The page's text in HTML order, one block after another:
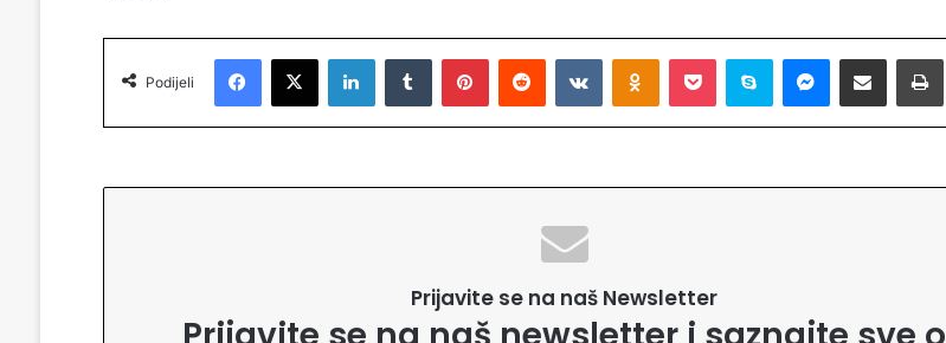
Podijeli
Facebook X LinkedIn Tumblr Pinterest Reddit VKontakte Odnoklassniki Pocket Skype Messenger Podijeli putem Emaila Printaj
Prijavite se na naš Newsletter